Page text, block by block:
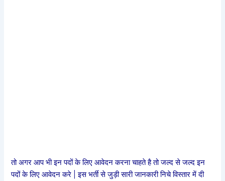
तो अगर आप भी इन पदों के लिए आवेदन करना चाहते है तो जल्द से जल्द इन
पदों के लिए आवेदन करे | इस भर्ती से जुड़ी सारी जानकारी निचे विस्तार में दी